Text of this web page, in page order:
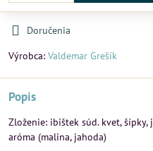
Doručenia
Výrobca: Valdemar Grešík
Popis
Zloženie: ibištek súd. kvet, šípky,
aróma (malina, jahoda)